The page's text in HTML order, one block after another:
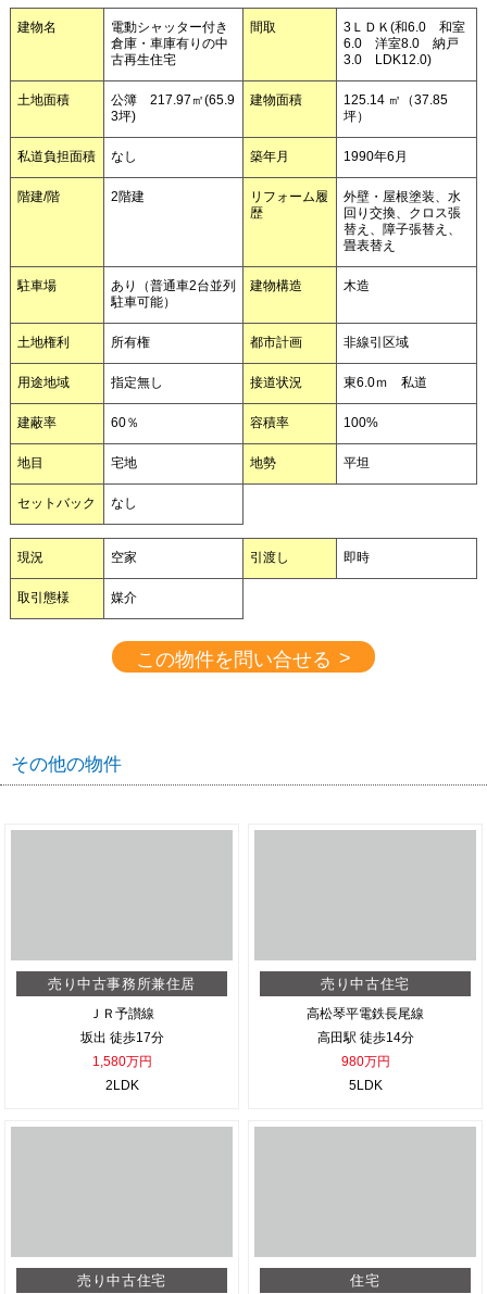
建物名
電動シャッター付き
倉庫・車庫有りの中
古再生住宅
間取
3ＬＤＫ(和6.0 和室
6.0 洋室8.0 納戸
3.0 LDK12.0)
土地面積
公簿 217.97㎡(65.9
3坪)
建物面積
125.14 ㎡（37.85
坪）
私道負担面積 なし 築年月 1990年6月
階建/階 2階建
リフォーム履
歴
外壁・屋根塗装、水
回り交換、クロス張
替え、障子張替え、
畳表替え
駐車場
あり（普通車2台並列
駐車可能）
建物構造 木造
土地権利 所有権 都市計画 非線引区域
用途地域 指定無し 接道状況 東6.0ｍ 私道
建蔽率 60％ 容積率 100%
地目 宅地 地勢 平坦
セットバック なし
現況 空家 引渡し 即時
取引態様 媒介
この物件を問い合せる >
その他の物件
売り中古事務所兼住居
ＪＲ予讃線
坂出 徒歩17分
1,580万円
2LDK
売り中古住宅
高松琴平電鉄長尾線
高田駅 徒歩14分
980万円
5LDK
売り中古住宅 住宅